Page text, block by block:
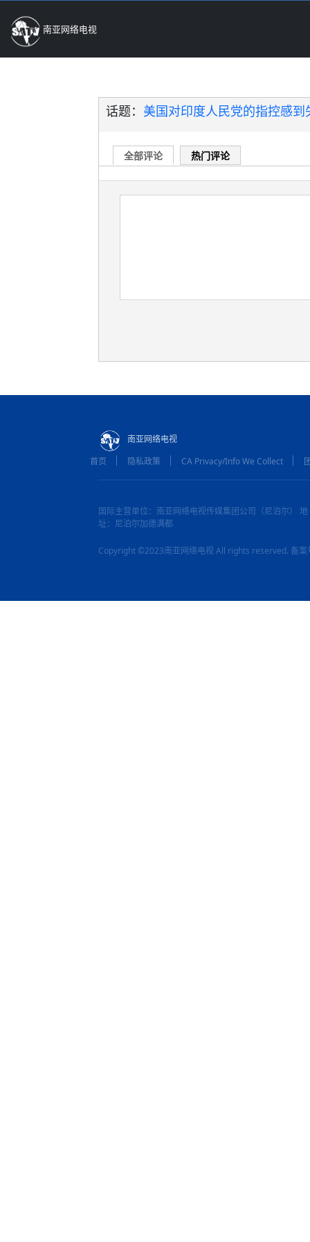
南亚网络电视
话题： 美国对印度人民党的指控感到
全部评论 热门评论
南亚网络电视
首页
隐私政策 CA Privacy/Info We Collect
国际主营单位：南亚网络电视传媒集团公司（尼泊尔） 地
址：尼泊尔加德满都
Copyright ©2023南亚网络电视 All rights reserved. 备